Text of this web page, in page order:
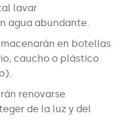
lavar
agua abundante.
en botellas
caucho o plástico
renovarse
de la luz y del